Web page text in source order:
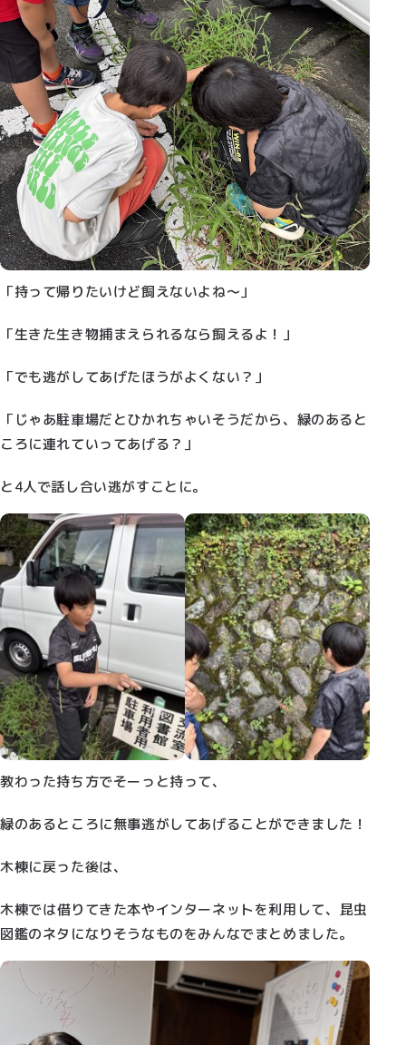
「持って帰りたいけど飼えないよね～」
「生きた生き物捕まえられるなら飼えるよ！」
「でも逃がしてあげたほうがよくない？」
「じゃあ駐車場だとひかれちゃいそうだから、緑のあると
ころに連れていってあげる？」
と4人で話し合い逃がすことに。
教わった持ち方でそーっと持って、
緑のあるところに無事逃がしてあげることができました！
木棟に戻った後は、
木棟では借りてきた本やインターネットを利用 して、 昆虫
図鑑のネタになりそうなものをみんなでまとめました。